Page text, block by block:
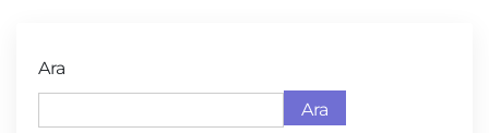
Ara
Ara